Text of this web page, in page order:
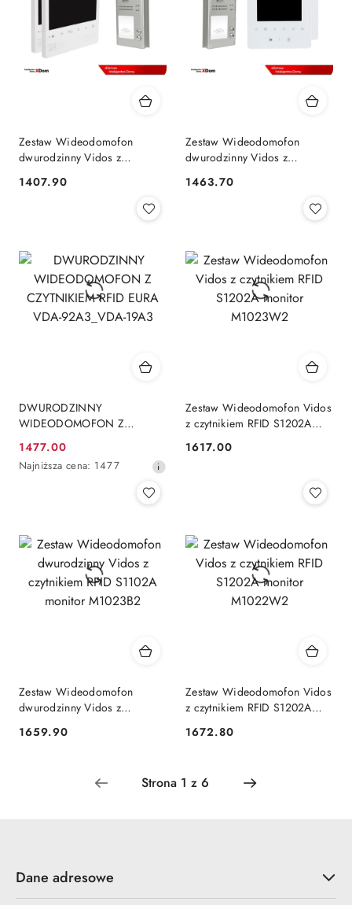
Zestaw Wideodomofon
dwurodzinny Vidos z
monitor M1023W2
Cena:
1407.90
Zestaw Wideodomofon
dwurodzinny Vidos z
monitor M1022W
Cena:
1463.70
DWURODZINNY
WIDEODOMOFON Z
VDA-92A3_VDA-19A3
Cena
promocyjna:
1477.00
Najniższa
przed
obniżką
Najniższa cena: 1477
Zestaw Wideodomofon Vidos
z czytnikiem RFID S1202A
Cena:
1617.00
Zestaw Wideodomofon
dwurodzinny Vidos z
monitor M1023B2
Cena:
1659.90
Zestaw Wideodomofon Vidos
z czytnikiem RFID S1202A
Cena:
1672.80
Dane adresowe